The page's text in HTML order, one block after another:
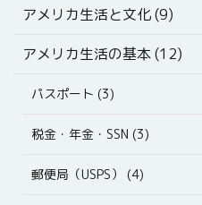
アメリカ生活と文化 (9)
アメリカ生活の基本 (12)
パスポート (3)
税金・年金・SSN (3)
郵便局（USPS） (4)